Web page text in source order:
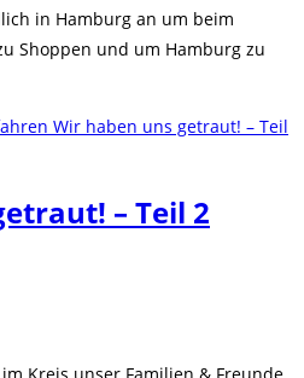
in Hamburg an um beim
Shoppen und um Hamburg zu
– Teil 2